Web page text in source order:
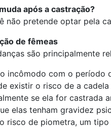
após a castração?
não pretende optar pela
de fêmeas
são principalmente
incômodo com o período
existir o risco de a
se ela for castrada
elas tenham gravidez
risco de piometra, um